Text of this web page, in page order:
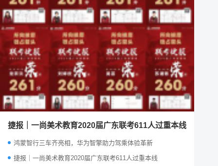
捷报｜一尚美术教育2020届广东联考611人过重本线
鸿蒙智行三车齐亮相，华为智擎助力驾乘体验革新
捷报｜一尚美术教育2020届广东联考611人过重本线